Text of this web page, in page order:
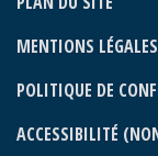
MENTIONS LÉGALES
POLITIQUE DE
ACCESSIBILITÉ